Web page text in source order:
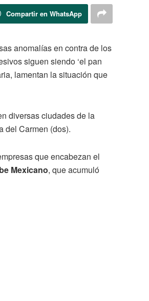
Compartir en WhatsApp
anomalías en contra de los
siguen siendo ‘el pan
lamentan la situación que
diversas ciudades de la
del Carmen (dos).
que encabezan el
Mexicano, que acumuló